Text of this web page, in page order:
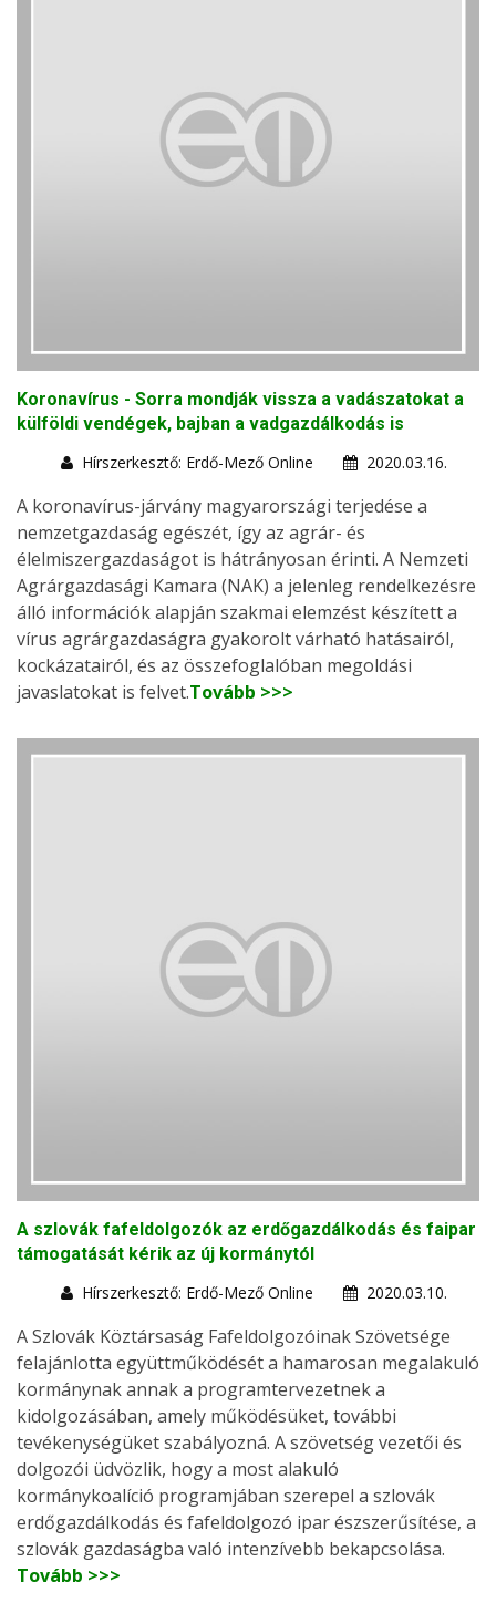
Koronavírus - Sorra mondják vissza a vadászatokat a
külföldi vendégek, bajban a vadgazdálkodás is
Hírszerkesztő: Erdő-Mező Online
2020.03.16.
A koronavírus-járvány magyarországi terjedése a
nemzetgazdaság egészét, így az agrár- és
élelmiszergazdaságot is hátrányosan érinti. A Nemzeti
Agrárgazdasági Kamara (NAK) a jelenleg rendelkezésre
álló információk alapján szakmai elemzést készített a
vírus agrárgazdaságra gyakorolt várható hatásairól,
kockázatairól, és az összefoglalóban megoldási
javaslatokat is felvet.Tovább >>>
A szlovák fafeldolgozók az erdőgazdálkodás és faipar
támogatását kérik az új kormánytól
Hírszerkesztő: Erdő-Mező Online
2020.03.10.
A Szlovák Köztársaság Fafeldolgozóinak Szövetsége
felajánlotta együttműködését a hamarosan megalakuló
kormánynak annak a programtervezetnek a
kidolgozásában, amely működésüket, további
tevékenységüket szabályozná. A szövetség vezetői és
dolgozói üdvözlik, hogy a most alakuló
kormánykoalíció programjában szerepel a szlovák
erdőgazdálkodás és fafeldolgozó ipar észszerűsítése, a
szlovák gazdaságba való intenzívebb bekapcsolása.
Tovább >>>